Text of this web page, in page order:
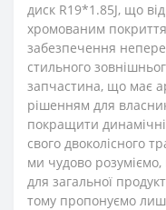
диск R19*1.85J, що
хромованим
забезпечення
стильного
запчастина, що має
рішенням для
покращити
свого двоколісного
ми чудово
для загальної
тому пропонуємо